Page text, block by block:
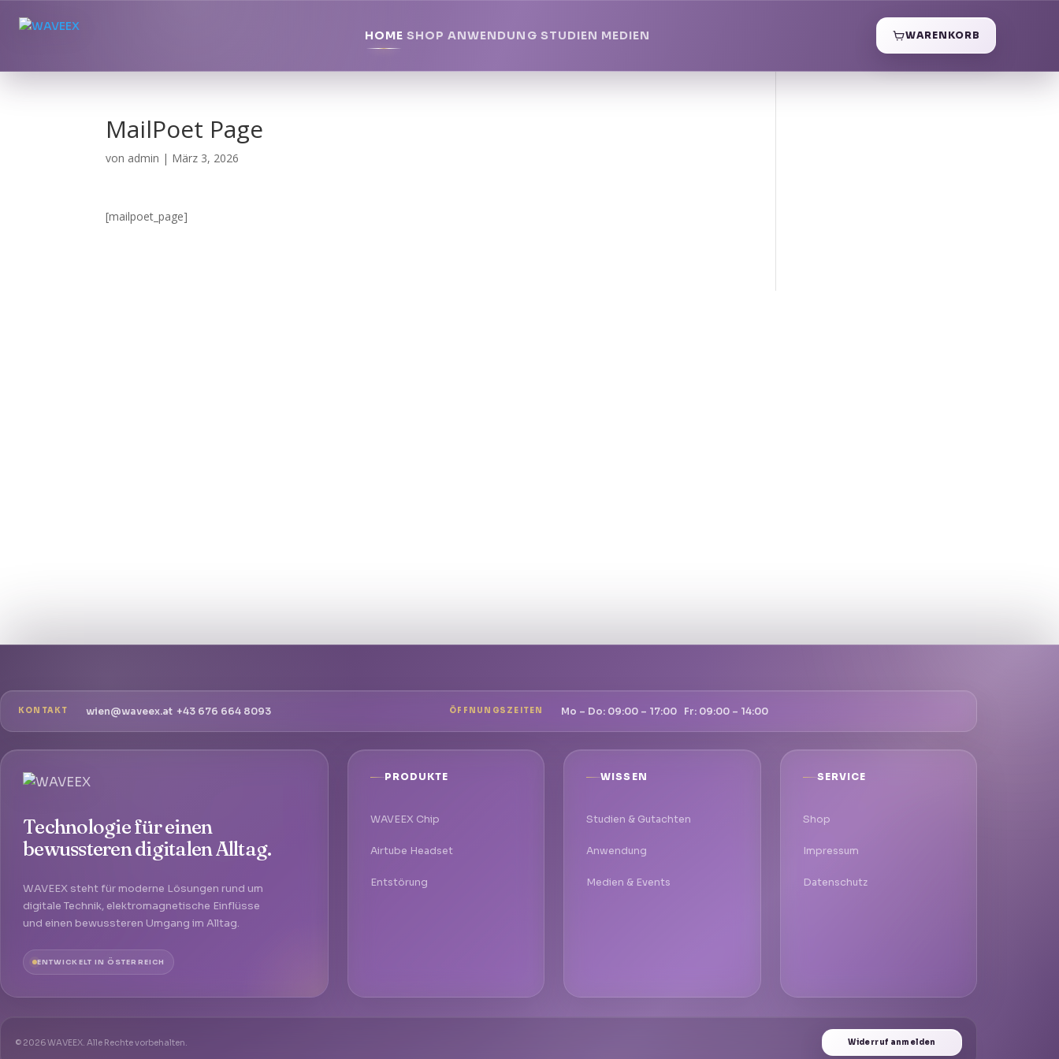
HOME SHOP ANWENDUNG STUDIEN MEDIEN WARENKORB
MailPoet Page
von admin | März 3, 2026
[mailpoet_page]
KONTAKT wien@waveex.at +43 676 664 8093 ÖFFNUNGSZEITEN Mo – Do: 09:00 – 17:00 Fr: 09:00 – 14:00
Technologie für einen
bewussteren digitalen Alltag.
WAVEEX steht für moderne Lösungen rund um
digitale Technik, elektromagnetische Einflüsse
und einen bewussteren Umgang im Alltag.
ENTWICKELT IN ÖSTERREICH
PRODUKTE
WAVEEX Chip
Airtube Headset
Entstörung
WISSEN
Studien & Gutachten
Anwendung
Medien & Events
SERVICE
Shop
Impressum
Datenschutz
© 2026 WAVEEX. Alle Rechte vorbehalten. Widerruf anmelden